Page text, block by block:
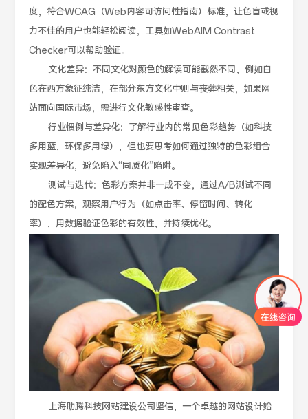
度，符合WCAG（Web内容可访问性指南）标准，让色盲或视
力不佳的用户也能轻松阅读，工具如WebAIM Contrast
Checker可以帮助验证。
文化差异：不同文化对颜色的解读可能截然不同，例如白
色在西方象征纯洁，在部分东方文化中则与丧葬相关，如果网
站面向国际市场，需进行文化敏感性审查。
行业惯例与差异化：了解行业内的常见色彩趋势（如科技
多用蓝，环保多用绿），但也要思考如何通过独特的色彩组合
实现差异化，避免陷入“同质化”陷阱。
测试与迭代：色彩方案并非一成不变，通过A/B测试不同
的配色方案，观察用户行为（如点击率、停留时间、转化
率），用数据验证色彩的有效性，并持续优化。
上海助腾科技网站建设公司坚信，一个卓越的网站设计始